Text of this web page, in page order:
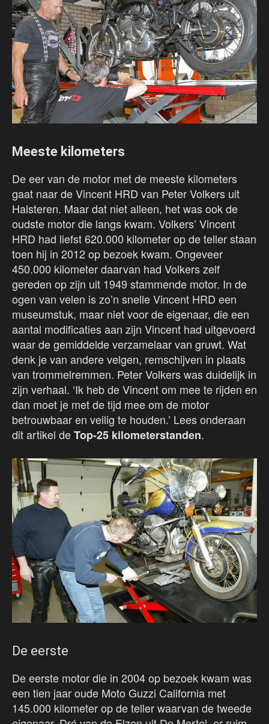
Meeste kilometers
De eer van de motor met de meeste kilometers
gaat naar de Vincent HRD van Peter Volkers uit
Halsteren. Maar dat niet alleen, het was ook de
oudste motor die langs kwam. Volkers’ Vincent
HRD had liefst 620.000 kilometer op de teller staan
toen hij in 2012 op bezoek kwam. Ongeveer
450.000 kilometer daarvan had Volkers zelf
gereden op zijn uit 1949 stammende motor. In de
ogen van velen is zo’n snelle Vincent HRD een
museumstuk, maar niet voor de eigenaar, die een
aantal modificaties aan zijn Vincent had uitgevoerd
waar de gemiddelde verzamelaar van gruwt. Wat
denk je van andere velgen, remschijven in plaats
van trommelremmen. Peter Volkers was duidelijk in
zijn verhaal. ‘Ik heb de Vincent om mee te rijden en
dan moet je met de tijd mee om de motor
betrouwbaar en veilig te houden.’ Lees onderaan
dit artikel deTop-25 kilometerstanden.
De eerste
De eerste motor die in 2004 op bezoek kwam was
een tien jaar oude Moto Guzzi California met
145.000 kilometer op de teller waarvan de tweede